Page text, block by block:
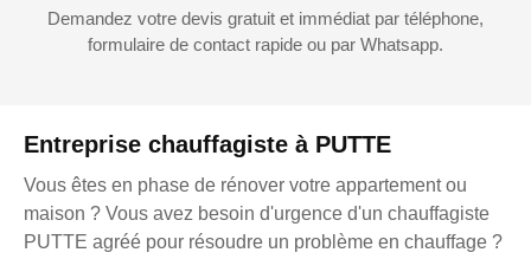
Entreprise chauffagiste à PUTTE
Vous êtes en phase de rénover votre appartement ou
maison ? Vous avez besoin d'urgence d'un chauffagiste
PUTTE agréé pour résoudre un problème en chauffage ?
Demandez votre devis gratuit et immédiat par téléphone,
formulaire de contact rapide ou par Whatsapp.